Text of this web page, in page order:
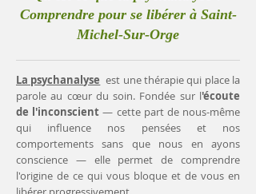
Comprendre pour se libérer à Saint-
Michel-Sur-Orge
La psychanalyse est une thérapie qui place la
parole au cœur du soin. Fondée sur l'écoute
de l'inconscient— cette part de nous-même
qui influence nos pensées et nos
comportements sans que nous en ayons
conscience — elle permet de comprendre
l'origine de ce qui vous bloque et de vous en